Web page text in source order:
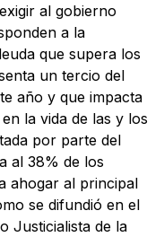
al gobierno
a la
que supera los
un tercio del
año y que impacta
la vida de las y los
por parte del
al 38% de los
ahogar al principal
se difundió en el
Justicialista de la